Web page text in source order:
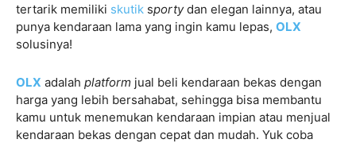
tertarik memiliki skutik sportydan elegan lainnya, atau
punya kendaraan lama yang ingin kamu lepas, OLX
solusinya!
OLX adalah platform jual beli kendaraan bekas dengan
harga yang lebih bersahabat, sehingga bisa membantu
kamu untuk menemukan kendaraan impian atau menjual
kendaraan bekas dengan cepat dan mudah. Yuk coba